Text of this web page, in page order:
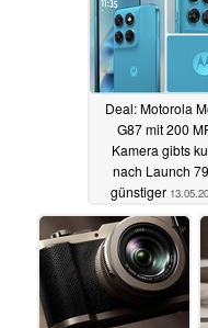
Deal: Motorola
G87 mit 200
Kamera gibts
nach Launch
günstiger